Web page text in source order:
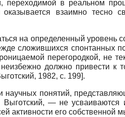
в реальном
взаимно тесно
на определенный уровень
сложившихся спонтанных
перегородкой, не
должно привести
1982, с. 199].
понятий,
— не усваиваются
активности его собственной